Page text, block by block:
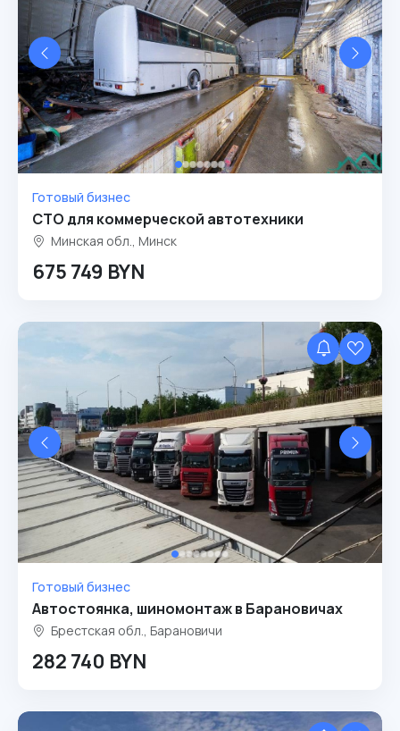
Готовый бизнес
СТО для коммерческой автотехники
Минская обл., Минск
675 749 BYN
Готовый бизнес
Автостоянка, шиномонтаж в Барановичах
Брестская обл., Барановичи
282 740 BYN